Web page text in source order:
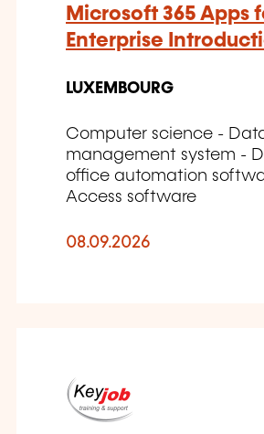
Microsoft 365 Apps
Enterprise
LUXEMBOURG
Computer science -
management system -
office automation
Access software
08.09.2026